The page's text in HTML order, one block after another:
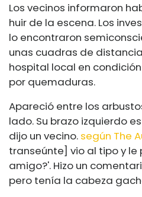
Los vecinos informaron
huir de la escena. Los
lo encontraron
unas cuadras de
hospital local en
por quemaduras.
Apareció entre los
lado. Su brazo izquierdo
dijo un vecino. según The
transeúnte] vio al tipo y le
amigo?'. Hizo un
pero tenía la cabeza